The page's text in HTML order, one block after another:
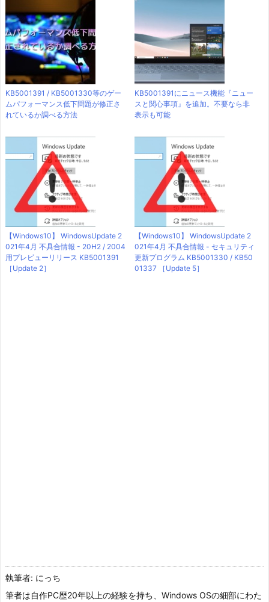
KB5001391 / KB5001330等のゲー
ムパフォーマンス低下問題が修正さ
れているか調べる方法
KB5001391にニュース機能『ニュー
スと関心事項』を追加。不要なら非
表示も可能
【Windows10】 WindowsUpdate 2
021年4月 不具合情報 - 20H2 / 2004
用プレビューリリース KB5001391
［Update 2］
【Windows10】 WindowsUpdate 2
021年4月 不具合情報 - セキュリティ
更新プログラム KB5001330 / KB50
01337 ［Update 5］
執筆者: にっち
筆者は自作PC歴20年以上の経験を持ち、Windows OSの細部にわた